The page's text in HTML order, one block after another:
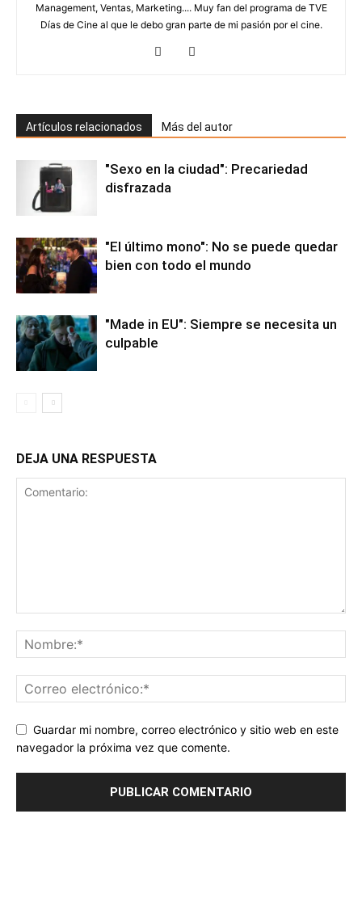
Management, Ventas, Marketing.... Muy fan del programa de TVE
Días de Cine al que le debo gran parte de mi pasión por el cine.
Artículos relacionados Más del autor
"Sexo en la ciudad": Precariedad
disfrazada
"El último mono": No se puede quedar
bien con todo el mundo
"Made in EU": Siempre se necesita un
culpable
DEJA UNA RESPUESTA
Guardar mi nombre, correo electrónico y sitio web en este
navegador la próxima vez que comente.